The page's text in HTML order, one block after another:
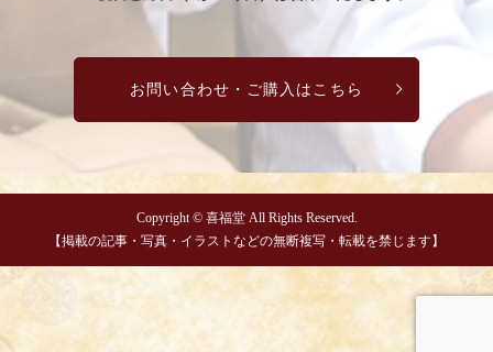
お問い合わせ・ご購入はこちら
Copyright © 喜福堂 All Rights Reserved.
【掲載の記事・写真・イラストなどの無断複写・転載を禁じます】